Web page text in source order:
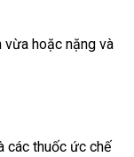
vừa hoặc nặng và
các thuốc ức chế